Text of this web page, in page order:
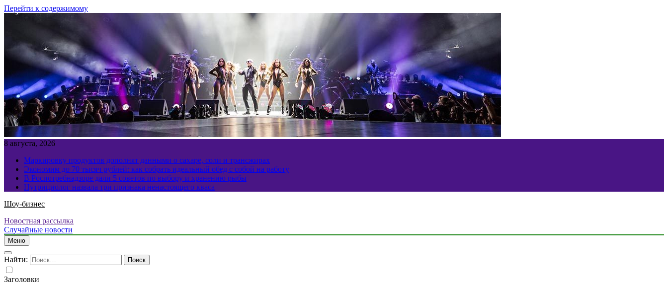
Перейти к содержимому
8 августа, 2026
Маркировку продуктов дополнят данными о сахаре, соли и трансжирах
Экономим до 70 тысяч рублей: как собрать идеальный обед с собой на работу
В Роспотребнадзоре дали 5 советов по выбору и хранению рыбы
Нутрициолог назвала три признака ненастоящего кваса
Шоу-бизнес
Новостная рассылка
Случайные новости
Меню
Найти:
Заголовки